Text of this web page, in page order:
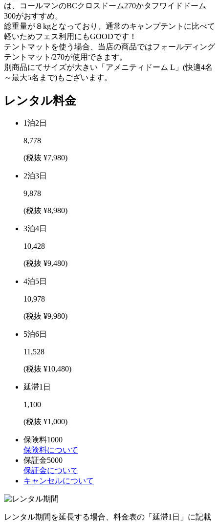
は、コールマンのBCクロスドーム270かタフワイドドーム
300がおすすめ。
総重量が８kgとなっており、通常のキャンプテントに比べて
軽いためフェス利用にもGOODです！
テントマットを使う場合、当店の商品ではフォールディング
テントマット/270が使用できます。
別商品にてサイズが大きい「アメニティドーム L」(快適4名
～最大5名まで)もございます。
レンタル料金
1泊2日
8,778
(税抜 ¥7,980)
2泊3日
9,878
(税抜 ¥8,980)
3泊4日
10,428
(税抜 ¥9,480)
4泊5日
10,978
(税抜 ¥9,980)
5泊6日
11,528
(税抜 ¥10,480)
延滞1日
1,100
(税抜 ¥1,000)
保険料1000
保険料について
保証金5000
保証金について
キャンセルについて
レンタル期間を延長する場合、料金表の「延滞1日」に記載